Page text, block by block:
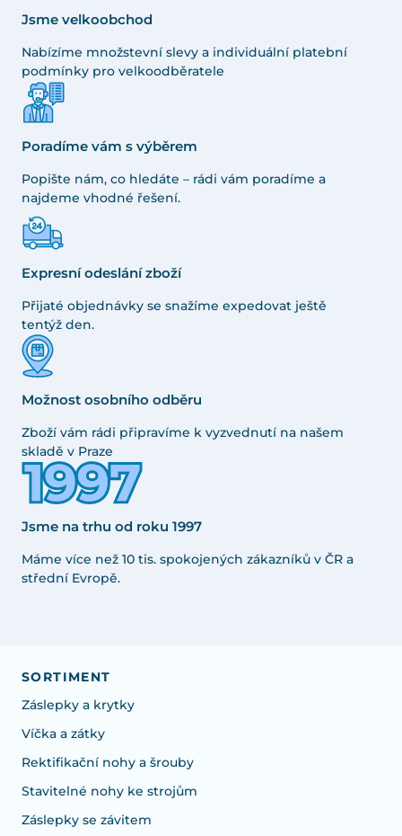
Jsme velkoobchod
Nabízíme množstevní slevy a individuální platební
podmínky pro velkoodběratele
Poradíme vám s výběrem
Popište nám, co hledáte – rádi vám poradíme a
najdeme vhodné řešení.
Expresní odeslání zboží
Přijaté objednávky se snažíme expedovat ještě
tentýž den.
Možnost osobního odběru
Zboží vám rádi připravíme k vyzvednutí na našem
skladě v Praze
Jsme na trhu od roku 1997
Máme více než 10 tis. spokojených zákazníků v ČR a
střední Evropě.
SORTIMENT
Záslepky a krytky
Víčka a zátky
Rektifikační nohy a šrouby
Stavitelné nohy ke strojům
Záslepky se závitem